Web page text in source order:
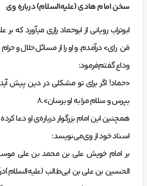
سخن‌ امام‌ هادي‌ (عليه‌السلام) دربارهِ‌ وي‌
‌ابوتراب‌ روياني‌ از ابوحماد رازي‌ ميآورد كه‌
مَن ‏ راي> درآمدم. و او را از مسائل‌ حلال‌ و
وداع‌ گفتم‌‌فرمود:
<حماد! اگر براي‌ تو مشكلي‌ در دين‌ پيش‌
بپرس‌ و سلام‌ مرا به‌ او برسان>.8
‌همچنين‌ اين‌ امام‌ بزرگوار درباره‌ي‌ او دعا
اسناد خود از وي‌‌مي‌نويسد:
بر امام‌ خويش‌ علي‌ بن‌ محمد بن علي‌
الحسين‌ بن‌ علي‌ بن‌ ابي‌طالب‌